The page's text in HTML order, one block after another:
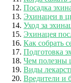
Посадка
Эхинацеи в
Уход за
Эхинацея
Как собрать
Подготовка
Чем полезны
Виды
Вредители и